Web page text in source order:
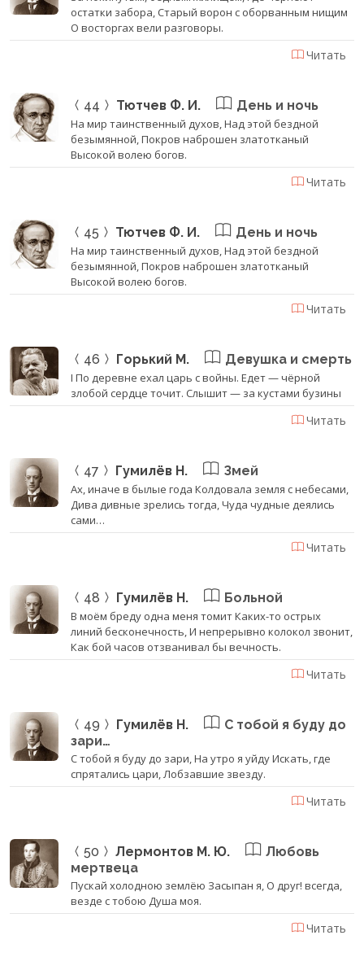
остатки забора, Старый ворон с оборванным нищим
О восторгах вели разговоры.
Читать
44 Тютчев Ф. И. День и ночь
На мир таинственный духов, Над этой бездной
безымянной, Покров наброшен златотканый
Высокой волею богов.
Читать
45 Тютчев Ф. И. День и ночь
На мир таинственный духов, Над этой бездной
безымянной, Покров наброшен златотканый
Высокой волею богов.
Читать
46 Горький М. Девушка и смерть
I По деревне ехал царь с войны. Едет — чёрной
злобой сердце точит. Слышит — за кустами бузины
Читать
47 Гумилёв Н. Змей
Ах, иначе в былые года Колдовала земля с небесами,
Дива дивные зрелись тогда, Чуда чудные деялись
сами…
Читать
48 Гумилёв Н. Больной
В моём бреду одна меня томит Каких-то острых
линий бесконечность, И непрерывно колокол звонит,
Как бой часов отзванивал бы вечность.
Читать
49 Гумилёв Н.
С тобой я буду до
зари…
С тобой я буду до зари, На утро я уйду Искать, где
спрятались цари, Лобзавшие звезду.
Читать
50 Лермонтов М. Ю.
Любовь
мертвеца
Пускай холодною землёю Засыпан я, О друг! всегда,
везде с тобою Душа моя.
Читать